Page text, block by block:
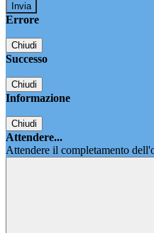
Errore
Chiudi
Successo
Chiudi
Informazione
Chiudi
Attendere...
Attendere il completamento